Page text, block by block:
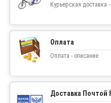
Курьерская доставка
Оплата
Оплата - описание
Доставка Почтой